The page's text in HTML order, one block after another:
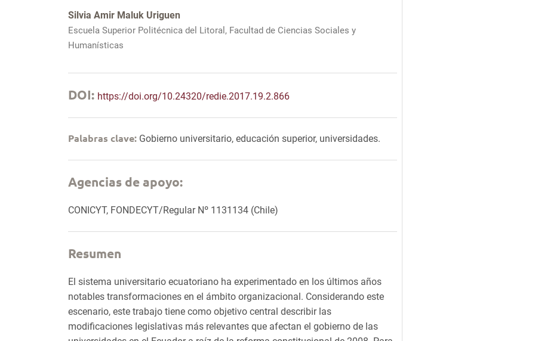
Silvia Amir Maluk Uriguen
Escuela Superior Politécnica del Litoral, Facultad de Ciencias Sociales y
Humanísticas
DOI: https://doi.org/10.24320/redie.2017.19.2.866
Palabras clave: Gobierno universitario, educación superior, universidades.
Agencias de apoyo:
CONICYT, FONDECYT/Regular Nº 1131134 (Chile)
Resumen
El sistema universitario ecuatoriano ha experimentado en los últimos años
notables transformaciones en el ámbito organizacional. Considerando este
escenario, este trabajo tiene como objetivo central describir las
modificaciones legislativas más relevantes que afectan el gobierno de las